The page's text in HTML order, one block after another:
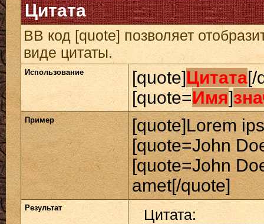
Цитата
BB код [quote] позволяет
виде цитаты.
Использование [quote]Цитата[/
[quote=Имя]
Пример
[quote]Lorem
[quote=John
[quote=John
amet[/quote]
Результат Цитата: